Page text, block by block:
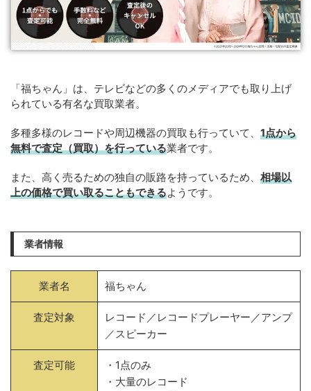
「福ちゃん」は、テレビなどの多くのメディアでも取り上げ
られている有名な買取業者。
多種多様のレコードや周辺機器の買取も行っていて、 1点から
無料で査定（買取）を行っている業者です。
また、高く売るための独自の販路を持っているため、 相場以
上の価格で買い取ることもできるようです。
業者情報
業者名 福ちゃん
査定対象
レコード／レコードプレーヤー／アンプ
／スピーカー
査定可能
・1点のみ
・大量のレコード